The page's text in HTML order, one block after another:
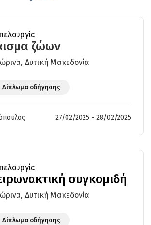
ζώων
Δυτική Μακεδονία
Δίπλωμα οδήγησης
27/02/2025 - 28/02/2025
συγκομιδή
Δυτική Μακεδονία
Δίπλωμα οδήγησης